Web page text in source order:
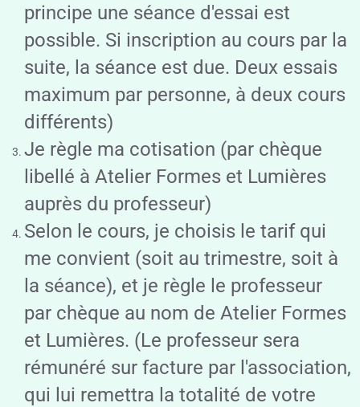
principe une séance d'essai est
possible. Si inscription au cours par la
suite, la séance est due. Deux essais
maximum par personne, à deux cours
différents)
Je règle ma cotisation (par chèque
libellé à Atelier Formes et Lumières
auprès du professeur)
Selon le cours, je choisis le tarif qui
me convient (soit au trimestre, soit à
la séance), et je règle le professeur
par chèque au nom de Atelier Formes
et Lumières. (Le professeur sera
rémunéré sur facture par l'association,
qui lui remettra la totalité de votre